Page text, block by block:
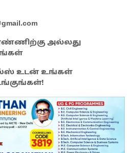
அல்லது
உடன் உங்கள்